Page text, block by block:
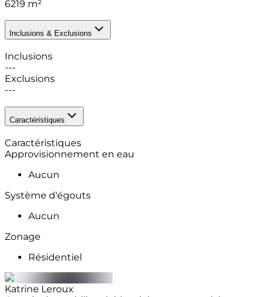
6219 m²
Inclusions & Exclusions
Inclusions
---
Exclusions
---
Caractéristiques
Caractéristiques
Approvisionnement en eau
Aucun
Système d'égouts
Aucun
Zonage
Résidentiel
Katrine Leroux